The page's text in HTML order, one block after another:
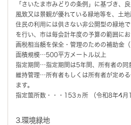
「さいたま市みどりの条例」に基づき、
風致又は景観が優れている緑地等を、土
住民の利用には供さない非公開型の緑地
を行い、市は毎会計年度の予算の範囲に
画税相当額を保全・管理のための補助金
面積規模…500平方メートル以上
指定期間…指定期間は5年間、所有者の同
維持管理…所有者もしくは所有者が定め
ます。
指定箇所数・・・153ヵ所 （令和8年4月1
3.環境緑地